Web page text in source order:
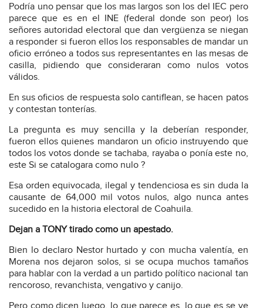
Podría uno pensar que los mas largos son los del IEC pero
parece que es en el INE (federal donde son peor) los
señores autoridad electoral que dan vergüenza se niegan
a responder si fueron ellos los responsables de mandar un
oficio erróneo a todos sus representantes en las mesas de
casilla, pidiendo que consideraran como nulos votos
válidos.
En sus oficios de respuesta solo cantiflean, se hacen patos
y contestan tonterías.
La pregunta es muy sencilla y la deberían responder,
fueron ellos quienes mandaron un oficio instruyendo que
todos los votos donde se tachaba, rayaba o ponía este no,
este Si se catalogara como nulo ?
Esa orden equivocada, ilegal y tendenciosa es sin duda la
causante de 64,000 mil votos nulos, algo nunca antes
sucedido en la historia electoral de Coahuila.
Dejan a TONY tirado como un apestado.
Bien lo declaro Nestor hurtado y con mucha valentía, en
Morena nos dejaron solos, si se ocupa muchos tamaños
para hablar con la verdad a un partido político nacional tan
rencoroso, revanchista, vengativo y canijo.
Pero como dicen luego, lo que parece es, lo que es se ve